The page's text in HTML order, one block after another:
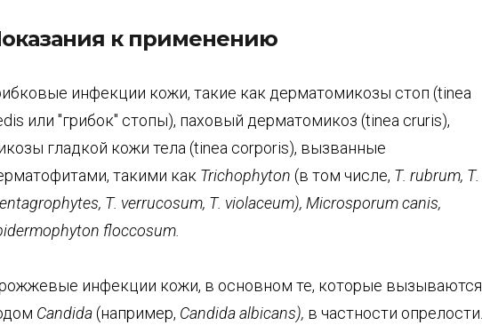
к применению
инфекции кожи, такие как дерматомикозы стоп (tinea
или "грибок" стопы), паховый дерматомикоз (tinea cruris),
гладкой кожи тела (tinea corporis), вызванные
такими как Trichophyton (в том числе, Т. rubrum, Т.
, Т. verrucosum, Т. violaceum), Microsporumcanis,
floccosum
инфекции кожи, в основном те, которые вызываются
Candida(например, Candidaalbicans), в частности опрелости.